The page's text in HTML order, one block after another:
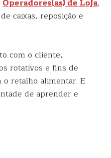
Operadores(as) de Loja,
caixas, reposição e
com o cliente,
rotativos e fins de
o retalho alimentar. E
de aprender e